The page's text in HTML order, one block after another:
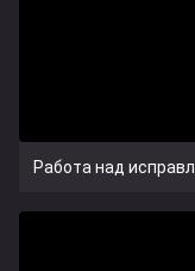
Работа над